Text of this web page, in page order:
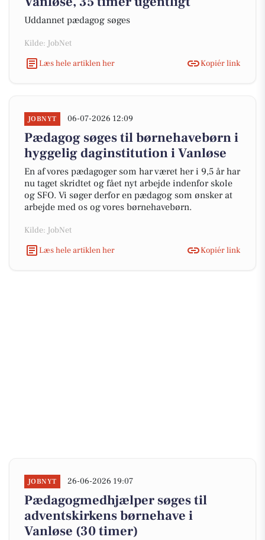
Uddannet pædagog søges
Kilde: JobNet
Læs hele artiklen her
Kopiér link
JOBNYT 06-07-2026 12:09
Pædagog søges til børnehavebørn i
hyggelig daginstitution i Vanløse
En af vores pædagoger som har været her i 9,5 år har
nu taget skridtet og fået nyt arbejde indenfor skole
og SFO. Vi søger derfor en pædagog som ønsker at
arbejde med os og vores børnehavebørn.
Kilde: JobNet
Læs hele artiklen her
Kopiér link
JOBNYT 26-06-2026 19:07
Pædagogmedhjælper søges til
adventskirkens børnehave i
Vanløse (30 timer)